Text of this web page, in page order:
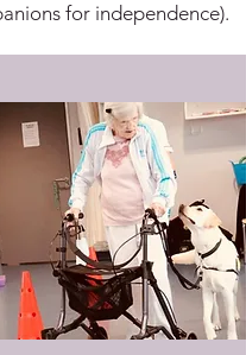
for independence).